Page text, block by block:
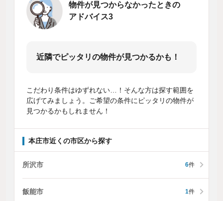
物件が見つからなかったときの
アドバイス3
近隣でピッタリの物件が見つかるかも！
こだわり条件はゆずれない…！そんな方は探す範囲を
広げてみましょう。ご希望の条件にピッタリの物件が
見つかるかもしれません！
本庄市近くの市区から探す
所沢市 6件
飯能市 1件